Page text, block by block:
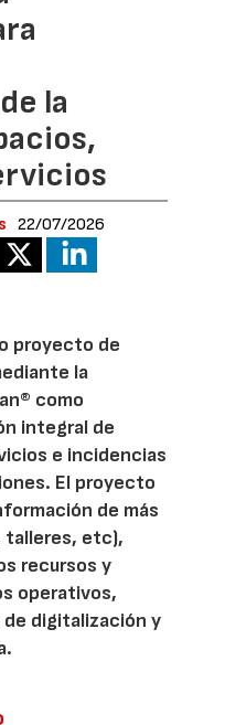
la
22/07/2026
proyecto de
la
como
integral de
e incidencias
El proyecto
de más
talleres, etc),
recursos y
operativos,
digitalización y